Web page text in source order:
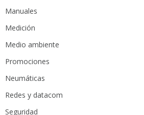
Manuales
Medición
Medio ambiente
Promociones
Neumáticas
Redes y datacom
Seguridad